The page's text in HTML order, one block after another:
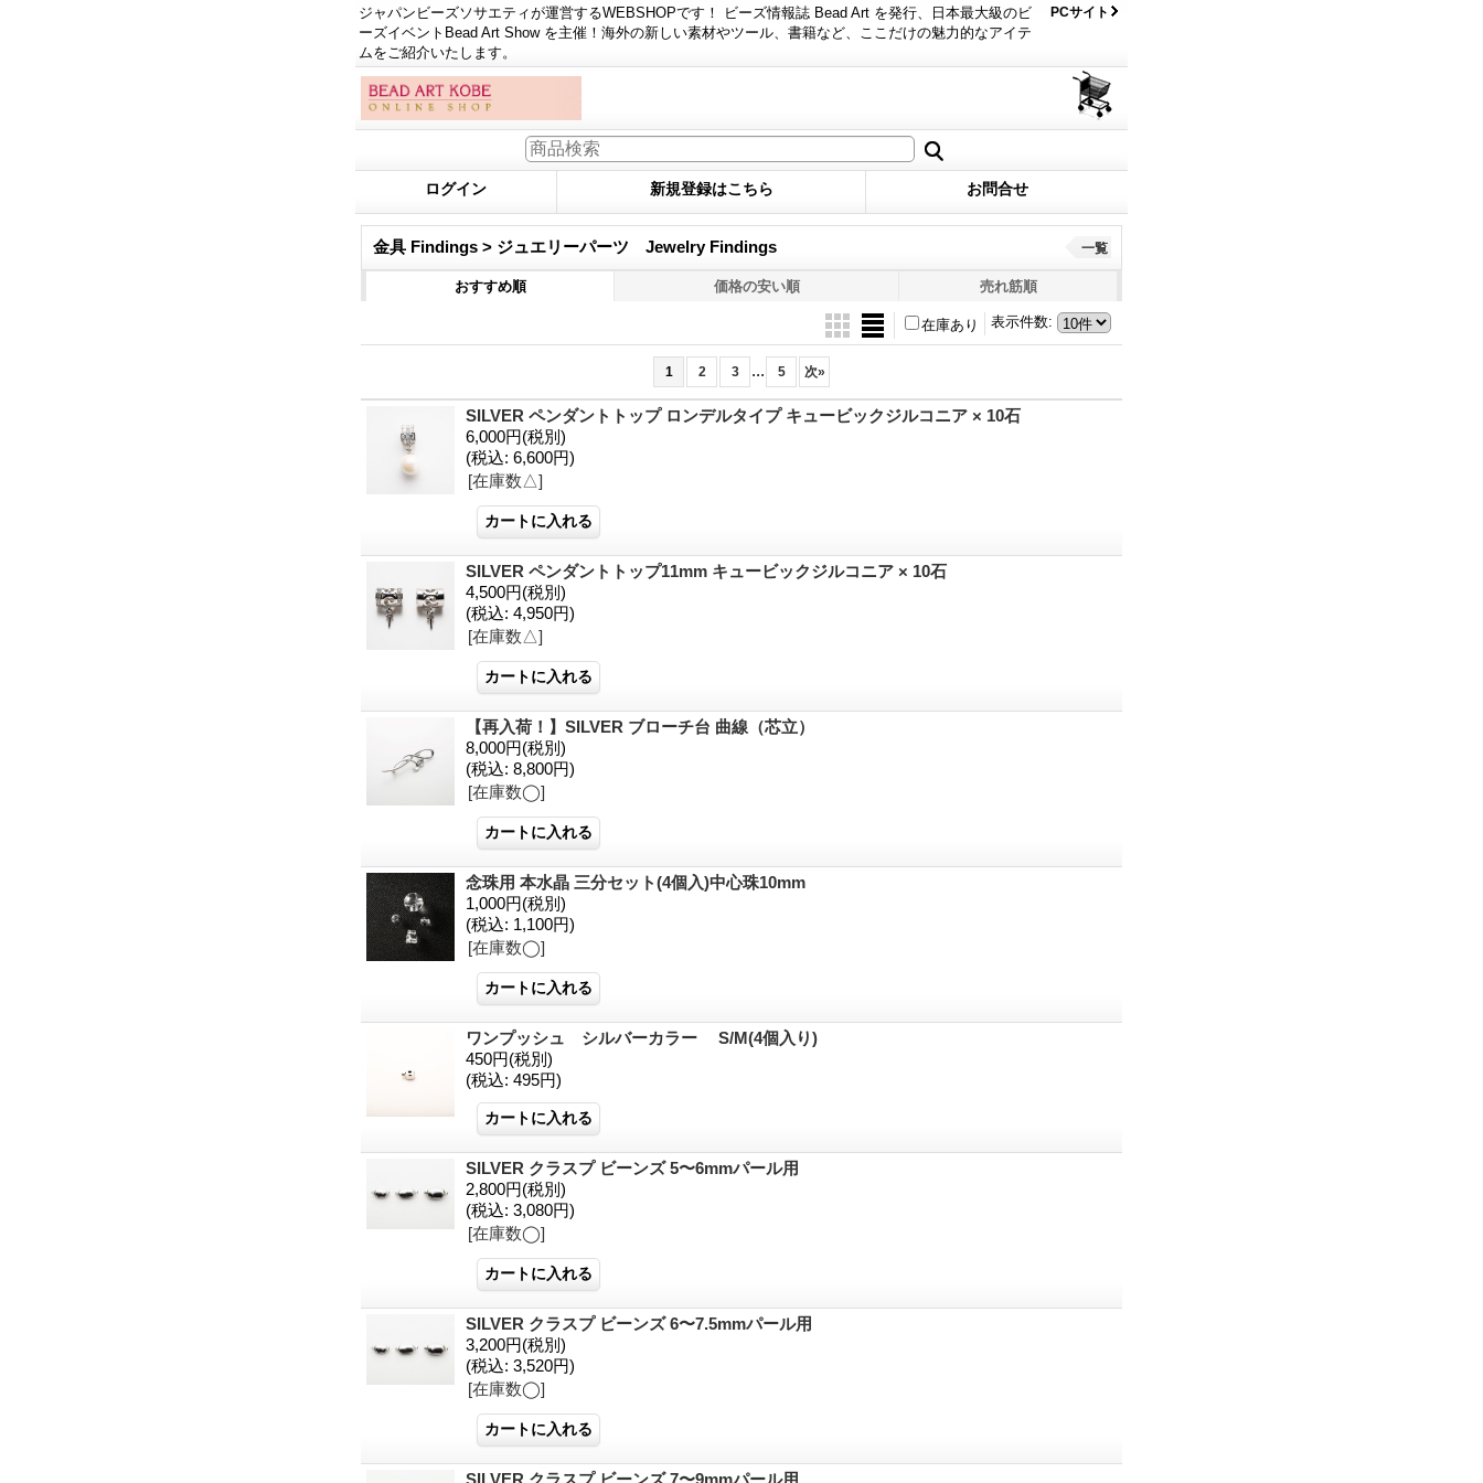
ジャパンビーズソサエティが運営するWEBSHOPです！ ビーズ情報誌 Bead Art を発行、日本最大級のビ
ーズイベントBead Art Show を主催！海外の新しい素材やツール、書籍など、ここだけの魅力的なアイテ
ムをご紹介いたします。
PCサイト
ログイン 新規登録はこちら お問合せ
金具 Findings > ジュエリーパーツ Jewelry Findings 一覧
おすすめ順 価格の安い順 売れ筋順
表示件数:
在庫あり
1 2 3 ... 5 次»
SILVER ペンダントトップ ロンデルタイプ キュービックジルコニア × 10石
6,000円(税別)
(税込: 6,600円)
[在庫数△]
SILVER ペンダントトップ11mm キュービックジルコニア × 10石
4,500円(税別)
(税込: 4,950円)
[在庫数△]
【再入荷！】SILVER ブローチ台 曲線（芯立）
8,000円(税別)
(税込: 8,800円)
[在庫数◯]
念珠用 本水晶 三分セット(4個入)中心珠10mm
1,000円(税別)
(税込: 1,100円)
[在庫数◯]
ワンプッシュ シルバーカラー S/M(4個入り)
450円(税別)
(税込: 495円)
SILVER クラスプ ビーンズ 5〜6mmパール用
2,800円(税別)
(税込: 3,080円)
[在庫数◯]
SILVER クラスプ ビーンズ 6〜7.5mmパール用
3,200円(税別)
(税込: 3,520円)
[在庫数◯]
SILVER クラスプ ビーンズ 7〜9mmパール用